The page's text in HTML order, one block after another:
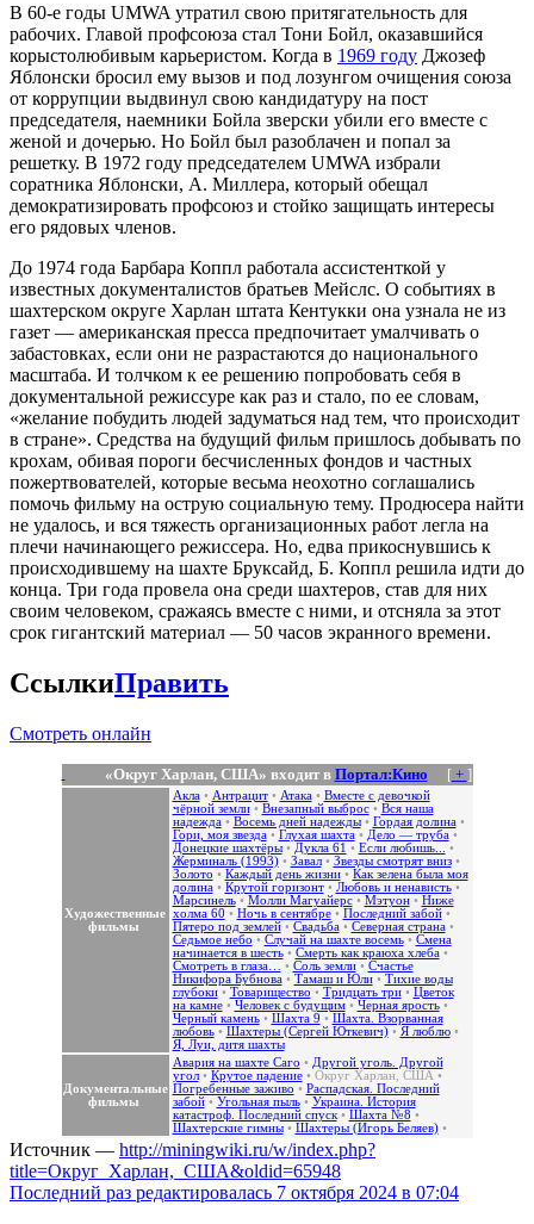
В 60-е годы UMWA утратил свою притягательность для
рабочих. Главой профсоюза стал Тони Бойл, оказавшийся
корыстолюбивым карьеристом. Когда в 1969 году Джозеф
Яблонски бросил ему вызов и под лозунгом очищения союза
от коррупции выдвинул свою кандидатуру на пост
председателя, наемники Бойла зверски убили его вместе с
женой и дочерью. Но Бойл был разоблачен и попал за
решетку. В 1972 году председателем UMWA избрали
соратника Яблонски, А. Миллера, который обещал
демократизировать профсоюз и стойко защищать интересы
его рядовых членов.
До 1974 года Барбара Коппл работала ассистенткой у
известных документалистов братьев Мейслс. О событиях в
шахтерском округе Харлан штата Кентукки она узнала не из
газет — американская пресса предпочитает умалчивать о
забастовках, если они не разрастаются до национального
масштаба. И толчком к ее решению попробовать себя в
документальной режиссуре как раз и стало, по ее словам,
«желание побудить людей задуматься над тем, что происходит
в стране». Средства на будущий фильм пришлось добывать по
крохам, обивая пороги бесчисленных фондов и частных
пожертвователей, которые весьма неохотно соглашались
помочь фильму на острую социальную тему. Продюсера найти
не удалось, и вся тяжесть организационных работ легла на
плечи начинающего режиссера. Но, едва прикоснувшись к
происходившему на шахте Бруксайд, Б. Коппл решила идти до
конца. Три года провела она среди шахтеров, став для них
своим человеком, сражаясь вместе с ними, и отсняла за этот
срок гигантский материал — 50 часов экранного времени.
СсылкиПравить
Смотреть онлайн
[+ ]
«Округ Харлан, США» входит в Портал:Кино
Художественные
фильмы
Акла• Антрацит• Атака• Вместе с девочкой
чёрной земли• Внезапный выброс• Вся наша
надежда• Восемь дней надежды• Гордая долина•
Гори, моя звезда• Глухая шахта• Дело — труба•
Донецкие шахтёры• Дукла 61 • Если любишь...
•
Жерминаль (1993)• Завал• Звезды смотрят вниз•
Золото • Каждый день жизни• Как зелена была моя
долина• Крутой горизонт• Любовь и ненависть•
Марсинель• Молли Магуайерс• Мэтуон• Ниже
холма 60 • Ночь в сентябре• Последний забой•
Пятеро под землей• Свадьба• Северная страна•
Седьмое небо • Случай на шахте восемь• Смена
начинается в шесть• Смерть как краюха хлеба•
Смотреть в глаза…
• Соль земли• Счастье
Никифора Бубнова• Тамаш и Юли• Тихие воды
глубоки• Товарищество • Тридцать три• Цветок
на камне• Человек с будущим• Черная ярость•
Черный камень• Шахта 9 • Шахта. Взорванная
любовь• Шахтеры (Сергей Юткевич)• Я люблю•
Я, Луи, дитя шахты
Документальные
фильмы
Авария на шахте Саго • Другой уголь. Другой
угол• Крутое падение• Округ Харлан, США •
Погребенные заживо • Распадская. Последний
забой• Угольная пыль• Украина. История
катастроф. Последний спуск• Шахта №8 •
Шахтерские гимны• Шахтеры (Игорь Беляев)•
Источник — http://miningwiki.ru/w/index.php?
title=Округ_Харлан,_США&oldid=65948
Последний раз редактировалась 7 октября 2024 в 07:04